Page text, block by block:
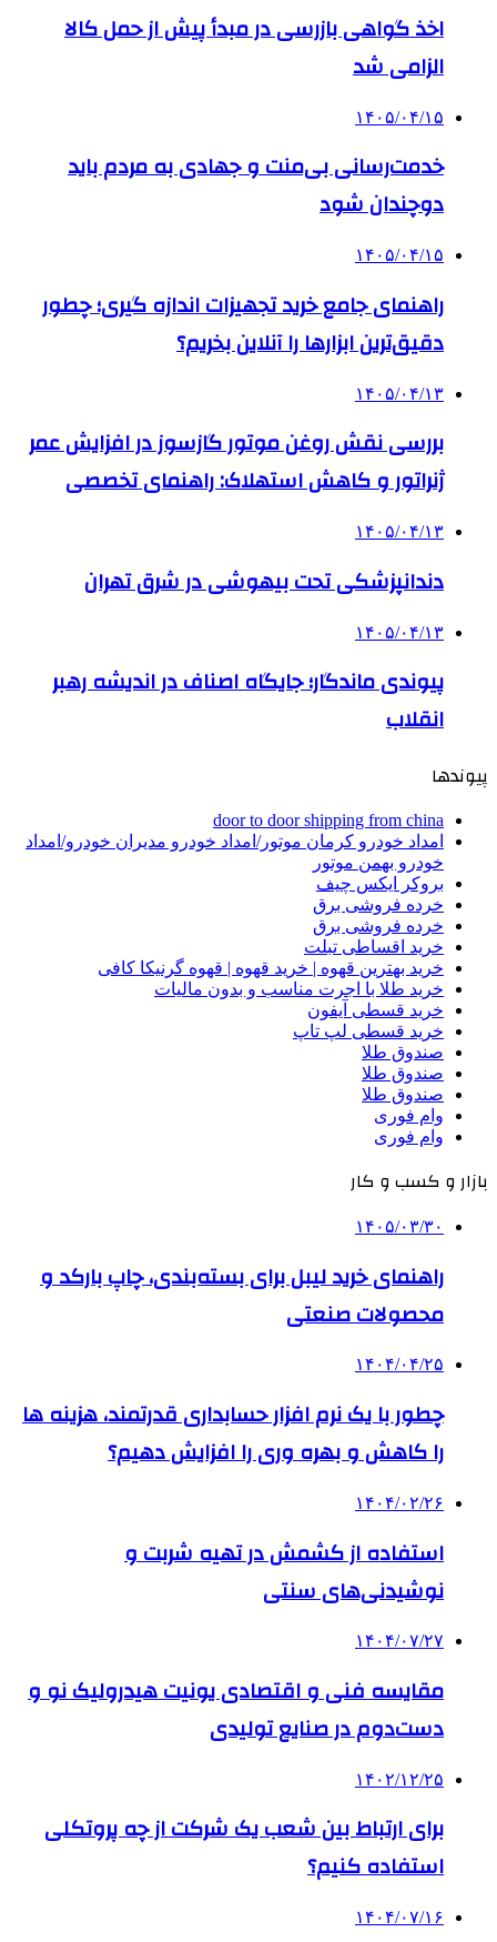
اخذ گواهی بازرسی در مبدأ پیش از حمل کالا
الزامی شد
۱۴۰۵/۰۴/۱۵
خدمت‌رسانی بی‌منت و جهادی به مردم باید
دوچندان شود
۱۴۰۵/۰۴/۱۵
راهنمای جامع خرید تجهیزات اندازه گیری؛ چطور
دقیق‌ترین ابزارها را آنلاین بخریم؟
۱۴۰۵/۰۴/۱۳
بررسی نقش روغن موتور گازسوز در افزایش عمر
ژنراتور و کاهش استهلاک: راهنمای تخصصی
۱۴۰۵/۰۴/۱۳
دندانپزشکی تحت بیهوشی در شرق تهران
۱۴۰۵/۰۴/۱۳
پیوندی ماندگار؛ جایگاه اصناف در اندیشه رهبر
انقلاب
پیوندها
door to door shipping from china
امداد خودرو کرمان موتور/امداد خودرو مدیران خودرو/امداد
خودرو بهمن موتور
بروکر ایکس چیف
خرده فروشی برق
خرده فروشی برق
خرید اقساطی تبلت
خرید بهترین قهوه | خرید قهوه | قهوه گرنیکا کافی
خرید طلا با اجرت مناسب و بدون مالیات
خرید قسطی آیفون
خرید قسطی لپ تاپ
صندوق طلا
صندوق طلا
صندوق طلا
وام فوری
وام فوری
بازار و کسب و کار
۱۴۰۵/۰۳/۳۰
راهنمای خرید لیبل برای بسته‌بندی، چاپ بارکد و
محصولات صنعتی
۱۴۰۴/۰۴/۲۵
چطور با یک نرم افزار حسابداری قدرتمند، هزینه ها
را کاهش و بهره وری را افزایش دهیم؟
۱۴۰۴/۰۲/۲۶
استفاده از کشمش در تهیه شربت و
نوشیدنی‌های سنتی
۱۴۰۴/۰۷/۲۷
مقایسه فنی و اقتصادی یونیت هیدرولیک نو و
دست‌دوم در صنایع تولیدی
۱۴۰۲/۱۲/۲۵
برای ارتباط بین شعب یک شرکت از چه پروتکلی
استفاده کنیم؟
۱۴۰۴/۰۷/۱۶